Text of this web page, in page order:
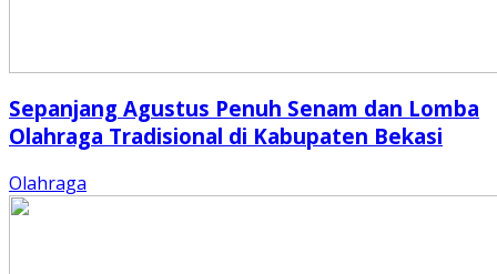
Sepanjang Agustus Penuh Senam dan Lomba
Olahraga Tradisional di Kabupaten Bekasi
Olahraga